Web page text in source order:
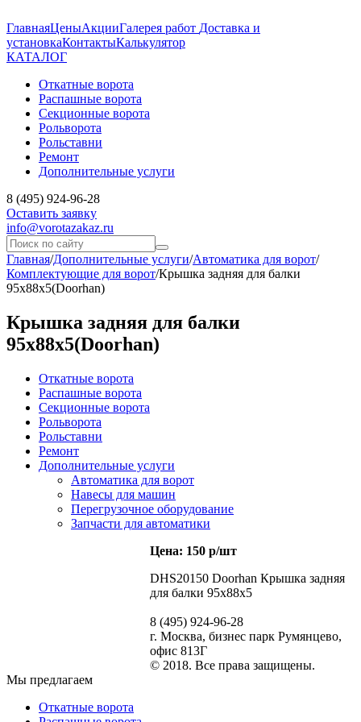
ГлавнаяЦеныАкцииГалерея работ Доставка и
установкаКонтактыКалькулятор
КАТАЛОГ
Откатные ворота
Распашные ворота
Секционные ворота
Рольворота
Рольставни
Ремонт
Дополнительные услуги
8 (495) 924-96-28
Оставить заявку
info@vorotazakaz.ru
Главная/Дополнительные услуги/Автоматика для ворот/
Комплектующие для ворот/Крышка задняя для балки
95х88х5(Doorhan)
Крышка задняя для балки
95х88х5(Doorhan)
Откатные ворота
Распашные ворота
Секционные ворота
Рольворота
Рольставни
Ремонт
Дополнительные услуги
Автоматика для ворот
Навесы для машин
Перегрузочное оборудование
Запчасти для автоматики
Цена: 150 р/шт
DHS20150 Doorhan Крышка задняя
для балки 95х88х5
8 (495) 924-96-28
г. Москва, бизнес парк Румянцево,
офис 813Г
© 2018. Все права защищены.
Мы предлагаем
Откатные ворота